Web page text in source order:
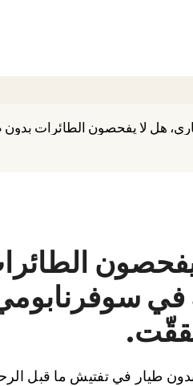
هل لا يفحصون الطائرات
في
طيار في تفتيش ما قبل